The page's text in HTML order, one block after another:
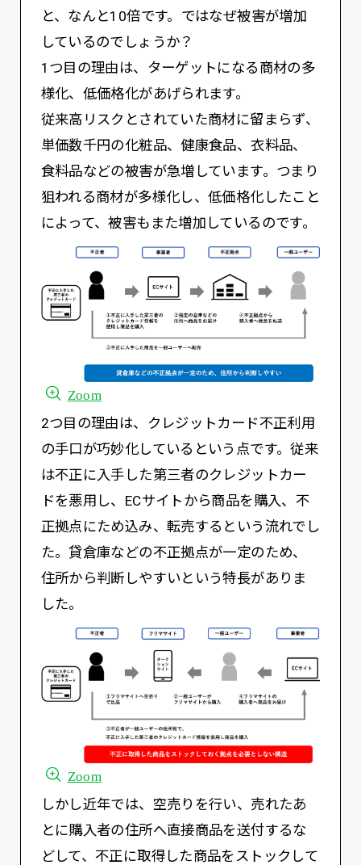
と、なんと10倍です。ではなぜ被害が増加
しているのでしょうか？
1つ目の理由は、ターゲットになる商材の多
様化、低価格化があげられます。
従来高リスクとされていた商材に留まらず、
単価数千円の化粧品、健康食品、衣料品、
食料品などの被害が急増しています。つまり
狙われる商材が多様化し、低価格化したこと
によって、被害もまた増加しているのです。
Zoom
2つ目の理由は、クレジットカード不正利用
の手口が巧妙化しているという点です。従来
は不正に入手した第三者のクレジットカー
ドを悪用し、ECサイトから商品を購入、不
正拠点にため込み、転売するという流れでし
た。貸倉庫などの不正拠点が一定のため、
住所から判断しやすいという特長がありま
した。
Zoom
しかし近年では、空売りを行い、売れたあ
とに購入者の住所へ直接商品を送付するな
どして、不正に取得した商品をストックして